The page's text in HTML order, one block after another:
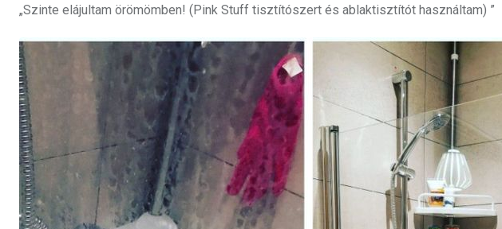
„Szinte elájultam örömömben! (Pink Stuff tisztítószert és ablaktisztítót használtam) ”